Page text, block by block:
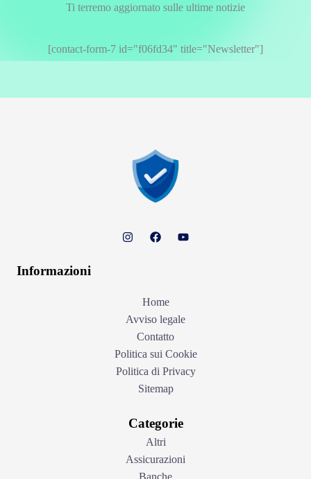
Ti terremo aggiornato sulle ultime notizie
[contact-form-7 id="f06fd34" title="Newsletter"]
Informazioni
Home
Avviso legale
Contatto
Politica sui Cookie
Politica di Privacy
Sitemap
Categorie
Altri
Assicurazioni
Banche